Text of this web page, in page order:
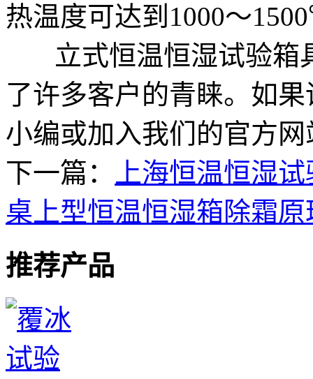
热温度可达到1000～
立式恒温恒湿试验箱
了许多客户的青睐。如
小编或加入我们的官方网
下一篇：
上海恒温恒湿
桌上型恒温恒湿箱除霜原
推荐产品